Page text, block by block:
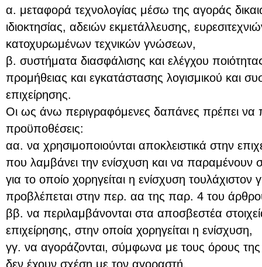
α. μεταφορά τεχνολογίας μέσω της αγοράς
ιδιοκτησίας, αδειών εκμετάλλευσης,
κατοχυρωμένων τεχνικών γνώσεων,
β. συστήματα διασφάλισης και ελέγχου
προμήθειας και εγκατάστασης λογισμικού και
επιχείρησης.
Οι ως άνω περιγραφόμενες δαπάνες πρέπει να
προϋποθέσεις:
αα. να χρησιμοποιούνται αποκλειστικά στην
που λαμβάνει την ενίσχυση και να παραμένουν
για το οποίο χορηγείται η ενίσχυση τουλάχιστον
προβλέπεται στην περ. αα της παρ. 4 του
ββ. να περιλαμβάνονται στα αποσβεστέα
επιχείρησης, στην οποία χορηγείται η ενίσχυση,
γγ. να αγοράζονται, σύμφωνα με τους όρους
δεν έχουν σχέση με τον αγοραστή.